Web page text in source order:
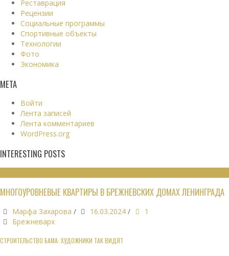
Реставрация
Рецензии
Социальные программы
Спортивные объекты
Технологии
Фото
Экономика
МЕТА
Войти
Лента записей
Лента комментариев
WordPress.org
INTERESTING POSTS
МНОГОУРОВНЕВЫЕ КВАРТИРЫ В БРЕЖНЕВСКИХ ДОМАХ ЛЕНИНГРАДА
Марфа Захарова / 16.03.2024 /
1
Брежневарх
СТРОИТЕЛЬСТВО БАМА: ХУДОЖНИКИ ТАК ВИДЯТ